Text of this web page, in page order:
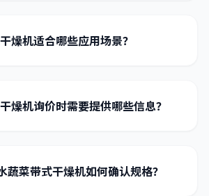
燥机适合哪些应用场景？
燥机询价时需要提供哪些信息？
蔬菜带式干燥机如何确认规格？